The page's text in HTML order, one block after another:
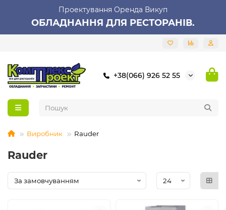
Проектування Оренда Викуп
ОБЛАДНАННЯ ДЛЯ РЕСТОРАНІВ.
+38(066) 926 52 55
Виробник Rauder
Rauder